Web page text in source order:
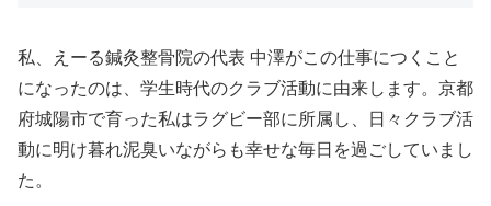
私、えーる鍼灸整骨院の代表 中澤がこの仕事につくこと
になったのは、学生時代のクラブ活動に由来します。京都
府城陽市で育った私はラグビー部に所属し、日々クラブ活
動に明け暮れ泥臭いながらも幸せな毎日を過ごしていまし
た。